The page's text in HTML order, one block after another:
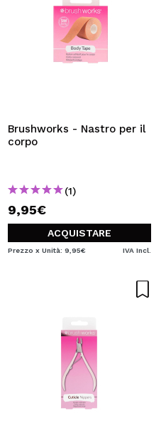
Brushworks - Nastro per il
corpo
(1)
9,95€
ACQUISTARE
Prezzo x Unità: 9,95€ IVA Incl.